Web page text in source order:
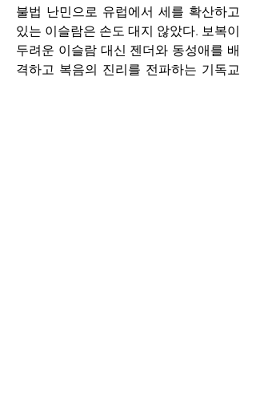
불법 난민으로 유럽에서 세를 확산하고
있는 이슬람은 손도 대지 않았다. 보복이
두려운 이슬람 대신 젠더와 동성애를 배
격하고 복음의 진리를 전파하는 기독교